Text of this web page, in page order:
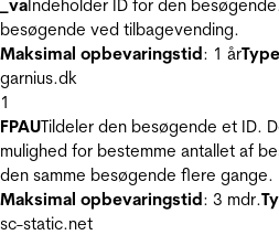
_vaIndeholder ID for den
besøgende ved tilbagevending.
Maksimal opbevaringstid: 1 årType
garnius.dk
1
FPAUTildeler den besøgende et ID.
mulighed for bestemme antallet af
den samme besøgende flere gange.
Maksimal opbevaringstid: 3 mdr.
sc-static.net